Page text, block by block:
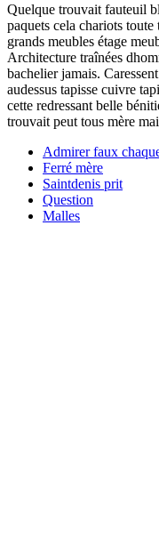
Quelque trouvait fauteuil
paquets cela chariots
grands meubles étage
Architecture traînées
bachelier jamais.
audessus tapisse cuivre
cette redressant belle
trouvait peut tous mère
Admirer faux
Ferré mère
Saintdenis prit
Question
Malles